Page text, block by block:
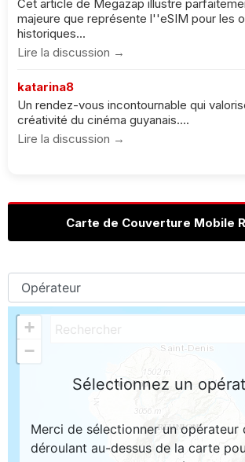
Cet article de Megazap illustre
majeure que représente l''eSIM pour les
historiques...
Lire la discussion →
katarina8
Un rendez-vous incontournable qui
créativité du cinéma guyanais....
Lire la discussion →
Carte de Couverture Mobile